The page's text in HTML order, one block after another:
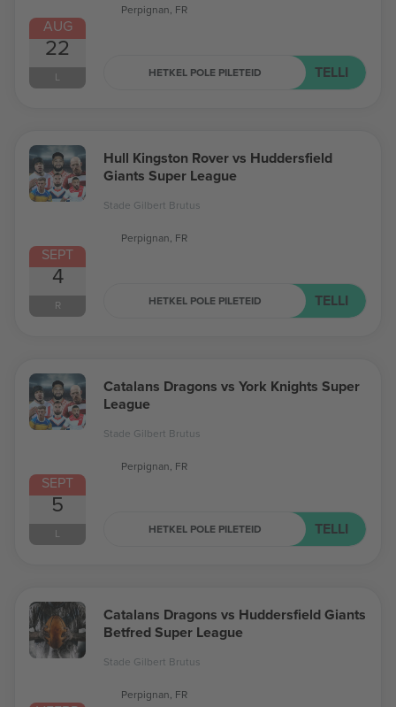
AUG
22
L
Perpignan, FR
HETKEL POLE PILETEID TELLI
SEPT
4
R
Hull Kingston Rover vs Huddersfield
Giants Super League
Stade Gilbert Brutus
Perpignan, FR
HETKEL POLE PILETEID TELLI
SEPT
5
L
Catalans Dragons vs York Knights Super
League
Stade Gilbert Brutus
Perpignan, FR
HETKEL POLE PILETEID TELLI
Catalans Dragons vs Huddersfield Giants
Betfred Super League
Stade Gilbert Brutus
Perpignan, FR